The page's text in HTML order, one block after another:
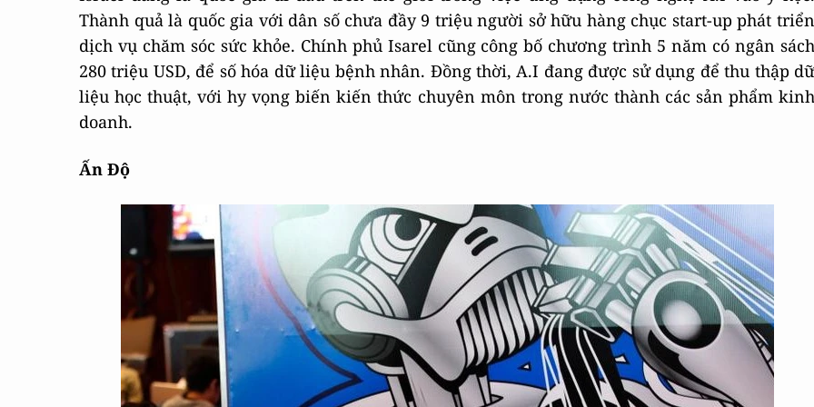
Thành quả là quốc gia với dân số chưa đầy 9 triệu người sở hữu hàng chục start-up phát triển
dịch vụ chăm sóc sức khỏe. Chính phủ Isarel cũng công bố chương trình 5 năm có ngân sách
280 triệu USD, để số hóa dữ liệu bệnh nhân. Đồng thời, A.I đang được sử dụng để thu thập dữ
liệu học thuật, với hy vọng biến kiến thức chuyên môn trong nước thành các sản phẩm kinh
doanh.
Ấn Độ